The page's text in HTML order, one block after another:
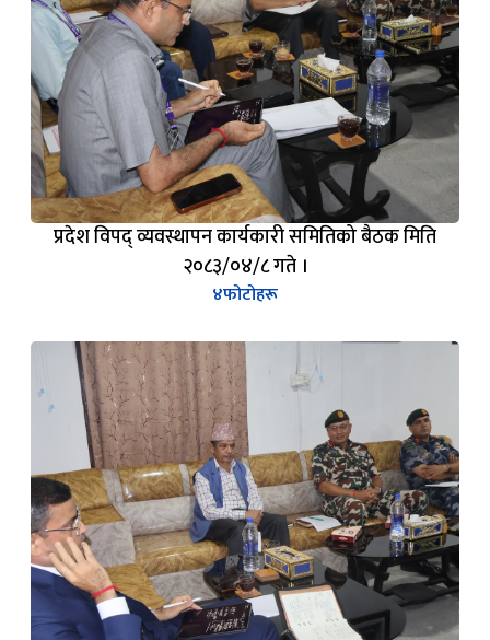
प्रदेश विपद् व्यवस्थापन कार्यकारी समितिको बैठक मिति
२०८३/०४/८ गते ।
४फोटोहरू